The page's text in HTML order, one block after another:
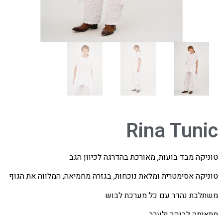
Rina Tunic
טוניקה מבד בועות, מאורכת בהדרגה לכיוון הגב
טוניקה אסימטרית ומלאת נוכחות, בגזרה מחמיאה, המלווה את הגוף
משתלבת נהדר עם כל מערכת לבוש